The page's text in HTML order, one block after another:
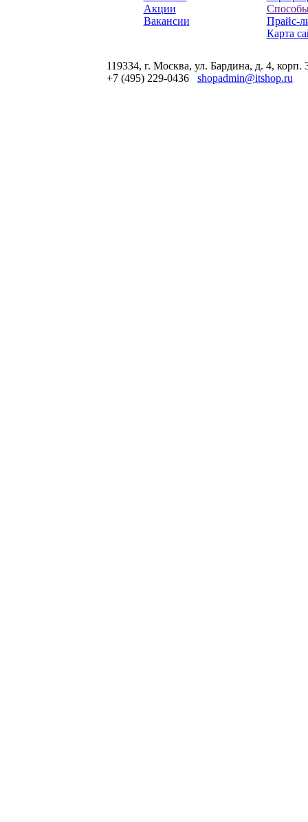
Акции
Вакансии
Прайс-
Карта
119334, г. Москва, ул. Бардина, д. 4, корп.
+7 (495) 229-0436 shopadmin@itshop.ru